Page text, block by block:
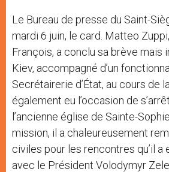
Le Bureau de presse du Saint-
mardi 6 juin, le card. Matteo
François, a conclu sa brève mais
Kiev, accompagné d’un
Secrétairerie d’État, au cours de
également eu l’occasion de
l’ancienne église de Sainte-
mission, il a chaleureusement
civiles pour les rencontres qu’il a
avec le Président Volodymyr